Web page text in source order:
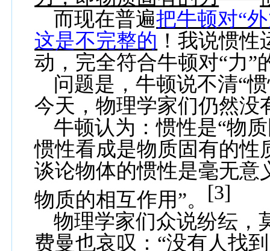
而现在普遍把牛顿对“
这是不完整的 ！我说惯
动，完全符合牛顿对“力”
问题是，牛顿说不清“
今天，物理学家们仍然没
牛顿认为：惯性是“物
惯性看成是物质固有的性
谈论物体的惯性是毫无意
物质的相互作用”。 [3]
物理学家们众说纷纭，
费曼也哀叹：“没有人找